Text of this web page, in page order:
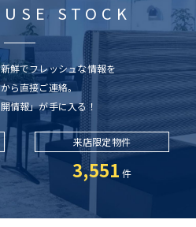
STOCK
鮮でフレッシュな情報を
ら直接ご連絡。
情報」が手に入る！
来店限定物件
3,551 件